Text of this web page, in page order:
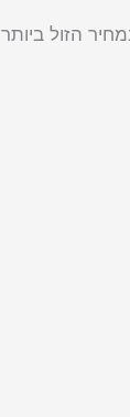
הזול ביותר